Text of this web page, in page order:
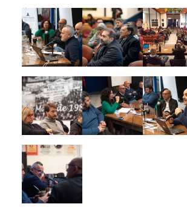
Imagen
Imagen Imagen
Imagen Imagen Imagen
Imagen